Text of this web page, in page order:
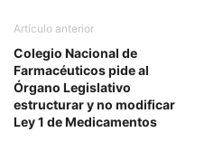
Artículo anterior
Colegio Nacional de
Farmacéuticos pide al
Órgano Legislativo
estructurar y no modificar
Ley 1 de Medicamentos